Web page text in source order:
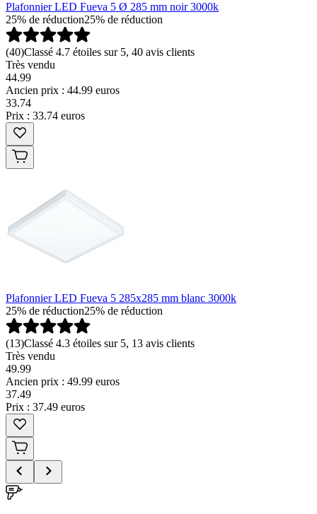
Plafonnier LED Fueva 5 Ø 285 mm noir 3000k
25% de réduction25% de réduction
(40)Classé 4.7 étoiles sur 5, 40 avis clients
Très vendu
44.99
Ancien prix : 44.99 euros
33.74
Prix : 33.74 euros
Plafonnier LED Fueva 5 285x285 mm blanc 3000k
25% de réduction25% de réduction
(13)Classé 4.3 étoiles sur 5, 13 avis clients
Très vendu
49.99
Ancien prix : 49.99 euros
37.49
Prix : 37.49 euros